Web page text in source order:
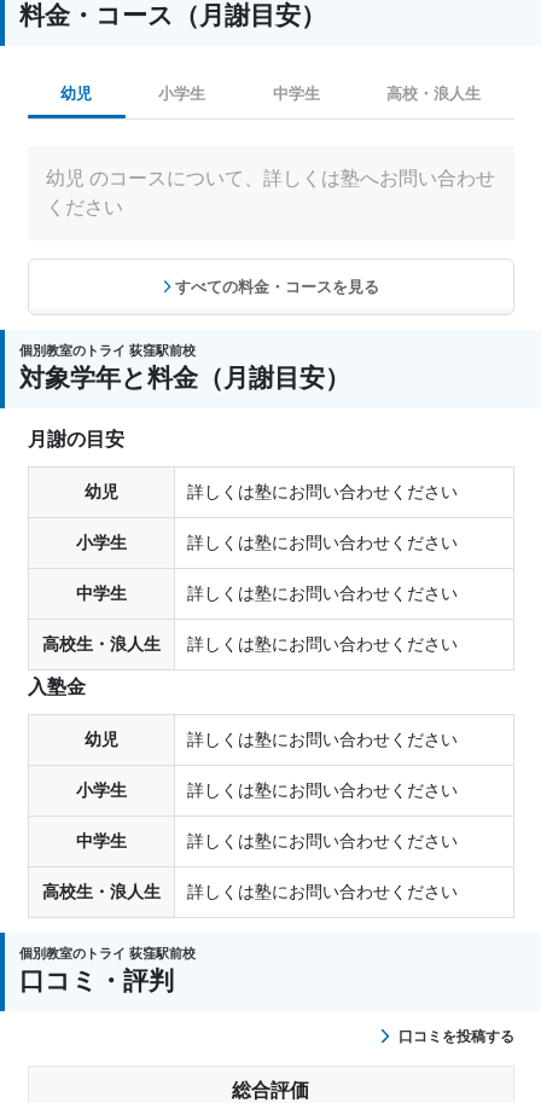
料金・コース（月謝目安）
幼児 小学生 中学生 高校・浪人生
幼児 のコースについて、詳しくは塾へお問い合わせ
ください
すべての料金・コースを見る
個別教室のトライ 荻窪駅前校
対象学年と料金（月謝目安）
月謝の目安
幼児 詳しくは塾にお問い合わせください
小学生 詳しくは塾にお問い合わせください
中学生 詳しくは塾にお問い合わせください
高校生・浪人生 詳しくは塾にお問い合わせください
入塾金
幼児 詳しくは塾にお問い合わせください
小学生 詳しくは塾にお問い合わせください
中学生 詳しくは塾にお問い合わせください
高校生・浪人生 詳しくは塾にお問い合わせください
個別教室のトライ 荻窪駅前校
口コミ・評判
口コミを投稿する
総合評価